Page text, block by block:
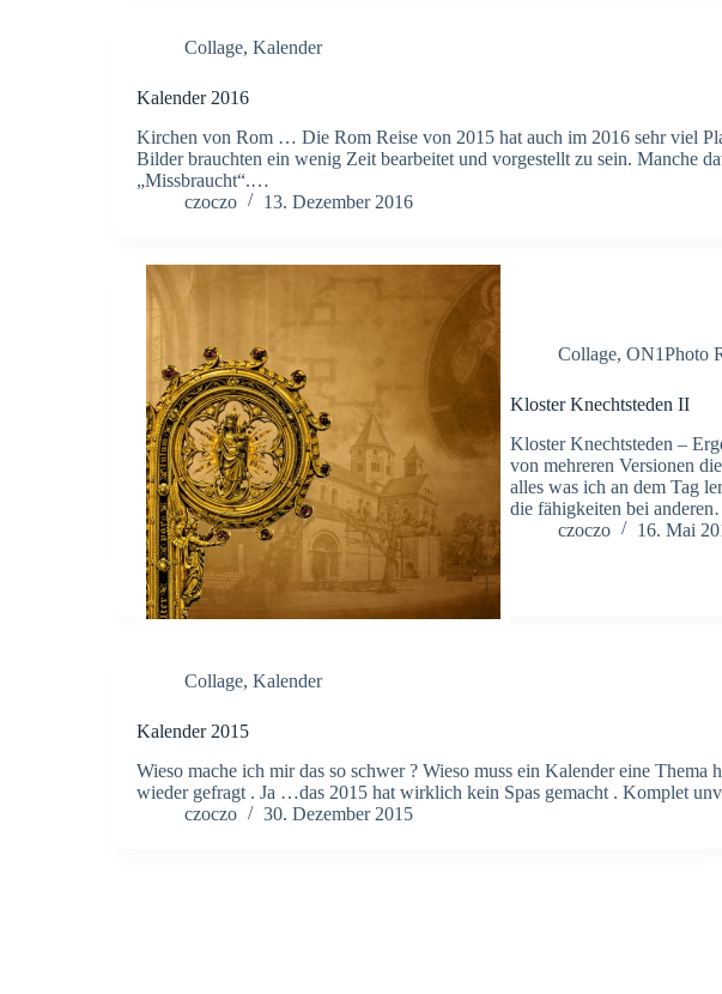
Collage, Kalender
Kalender 2016
Kirchen von Rom … Die Rom Reise von 2015 hat auch im 2016 sehr viel
Bilder brauchten ein wenig Zeit bearbeitet und vorgestellt zu sein. Manche
„Missbraucht“.…
czoczo
13. Dezember 2016
Collage,ON1Photo
Kloster Knechtsteden II
Kloster Knechtsteden –
von mehreren Versionen
alles was ich an dem Tag
die fähigkeiten bei
czoczo
16. Mai
Collage, Kalender
Kalender 2015
Wieso mache ich mir das so schwer ? Wieso muss ein Kalender eine Thema
wieder gefragt . Ja …das 2015 hat wirklich kein Spas gemacht . Komplet
czoczo
30. Dezember 2015